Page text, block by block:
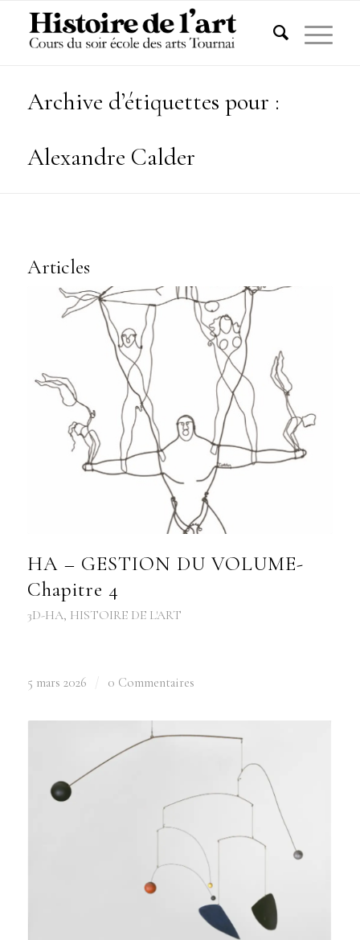
Archive d’étiquettes pour :
Alexandre Calder
Articles
HA – GESTION DU VOLUME-
Chapitre 4
3D-HA, HISTOIRE DE L'ART
5 mars 2026 0 Commentaires